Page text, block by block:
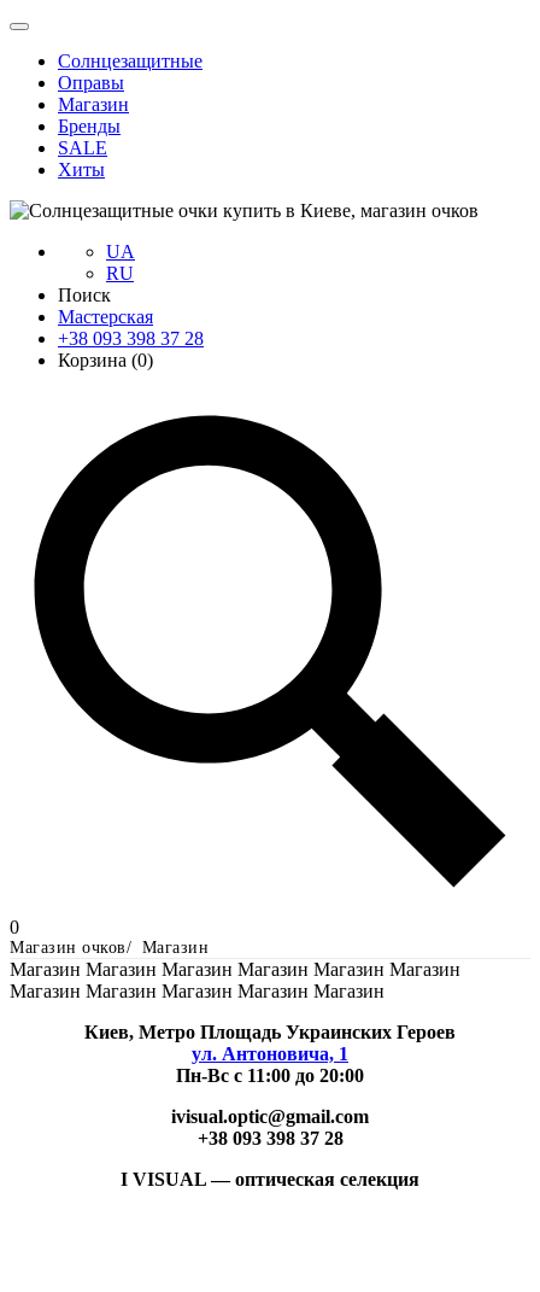
Солнцезащитные
Оправы
Магазин
Бренды
SALE
Хиты
UA
RU
Поиск
Мастерская
+38 093 398 37 28
Корзина (0)
0
Магазин очков Магазин
Магазин Магазин Магазин Магазин Магазин Магазин
Магазин Магазин Магазин Магазин Магазин
Киев, Метро Площадь Украинских Героев
ул. Антоновича, 1
Пн-Вс с 11:00 до 20:00
ivisual.optic@gmail.com
+38 093 398 37 28
I VISUAL — оптическая селекция